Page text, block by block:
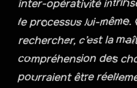
inter-opérativité
le processus lui-même.
rechercher, c’est la
compréhension des
pourraient être